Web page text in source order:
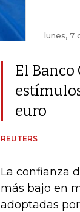
lunes, 7
El
euro
REUTERS
La confianza
más bajo en
adoptadas